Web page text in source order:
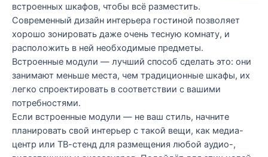
встроенных шкафов, чтобы всё разместить.
Современный дизайн интерьера гостиной позволяет
хорошо зонировать даже очень тесную комнату, и
расположить в ней необходимые предметы.
Встроенные модули — лучший способ сделать это: они
занимают меньше места, чем традиционные шкафы, их
легко спроектировать в соответствии с вашими
потребностями.
Если встроенные модули — не ваш стиль, начните
планировать свой интерьер с такой вещи, как медиа-
центр или ТВ-стенд для размещения любой аудио-,